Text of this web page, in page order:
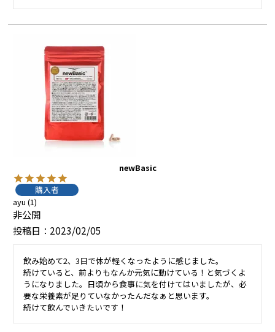
newBasic
購入者
ayu 1
非公開
投稿日
2023/02/05
飲み始めて2、3日で体が軽くなったように感じました。
続けていると、前よりもなんか元気に動けている！と気づくよ
うになりました。日頃から食事に気を付けてはいましたが、必
要な栄養素が足りていなかったんだなぁと思います。
続けて飲んでいきたいです！